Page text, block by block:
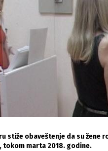
stiže obaveštenje da su žene
marta 2018. godine.